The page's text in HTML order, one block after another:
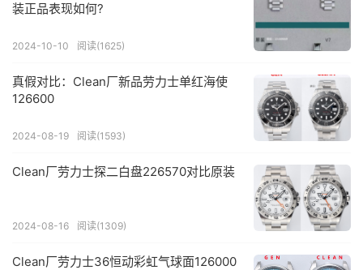
装正品表现如何?
2024-10-10 阅读(1625)
真假对比：Clean厂新品劳力士单红海使
126600
2024-08-19 阅读(1593)
Clean厂劳力士探二白盘226570对比原装
2024-08-16 阅读(1309)
Clean厂劳力士36恒动彩虹气球面126000